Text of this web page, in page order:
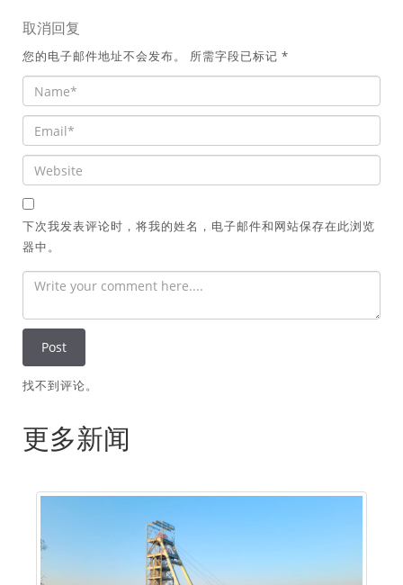
取消回复
您的电子邮件地址不会发布。 所需字段已标记 *
下次我发表评论时，将我的姓名，电子邮件和网站保存在此浏览
器中。
找不到评论。
更多新闻